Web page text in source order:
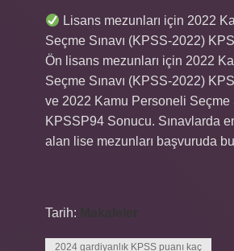
Lisans mezunları için 2022
Seçme Sınavı (KPSS-2022)
Ön lisans mezunları için 2022
Seçme Sınavı (KPSS-2022)
ve 2022 Kamu Personeli Seçme
KPSSP94 Sonucu. Sınavlarda
alan lise mezunları başvuruda
Tarih:
2024 gardiyanlık KPSS puanı kaç